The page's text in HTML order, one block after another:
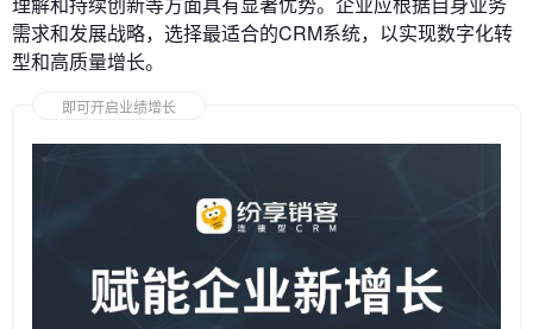
需求和发展战略，选择最适合的CRM系统，以实现数字化转
型和高质量增长。
即可开启业绩增长